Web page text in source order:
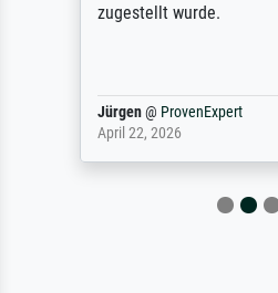
zugestellt wurde.
Jürgen@ProvenExpert
April 22, 2026